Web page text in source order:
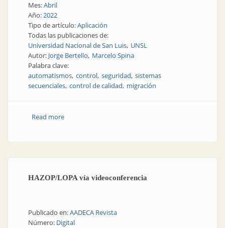
Mes:Abril
Año:2022
Tipo de artículo:Aplicación
Todas las publicaciones de:
Universidad Nacional de San Luis UNSL
Autor: Jorge Bertello Marcelo Spina
Palabra clave:
automatismos control seguridad sistemas
secuenciales control de calidad migración
Read moreabout Actualización tecnológica y programación
HAZOP/LOPA vía videoconferencia
Publicado en:AADECA Revista
Número: Digital